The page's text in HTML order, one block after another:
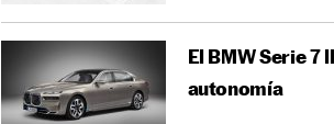
El BMW Serie 7
autonomía